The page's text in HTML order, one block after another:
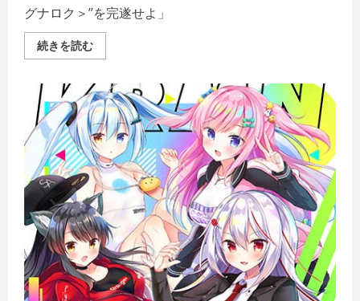
グナロク＞’’を完遂せよ」
続きを読む【E15
版】
ヴ
ァ
リ
オ
ラ
グ
ナ
ロ
ク
の
詳
細
を
ご
覧
く
だ
さ
い